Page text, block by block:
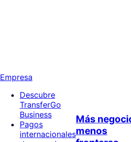
Empresa
Descubre
TransferGo
Business
Pagos
internacionales
Más
menos